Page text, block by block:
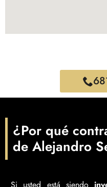
¿Por qué
de Alejandro